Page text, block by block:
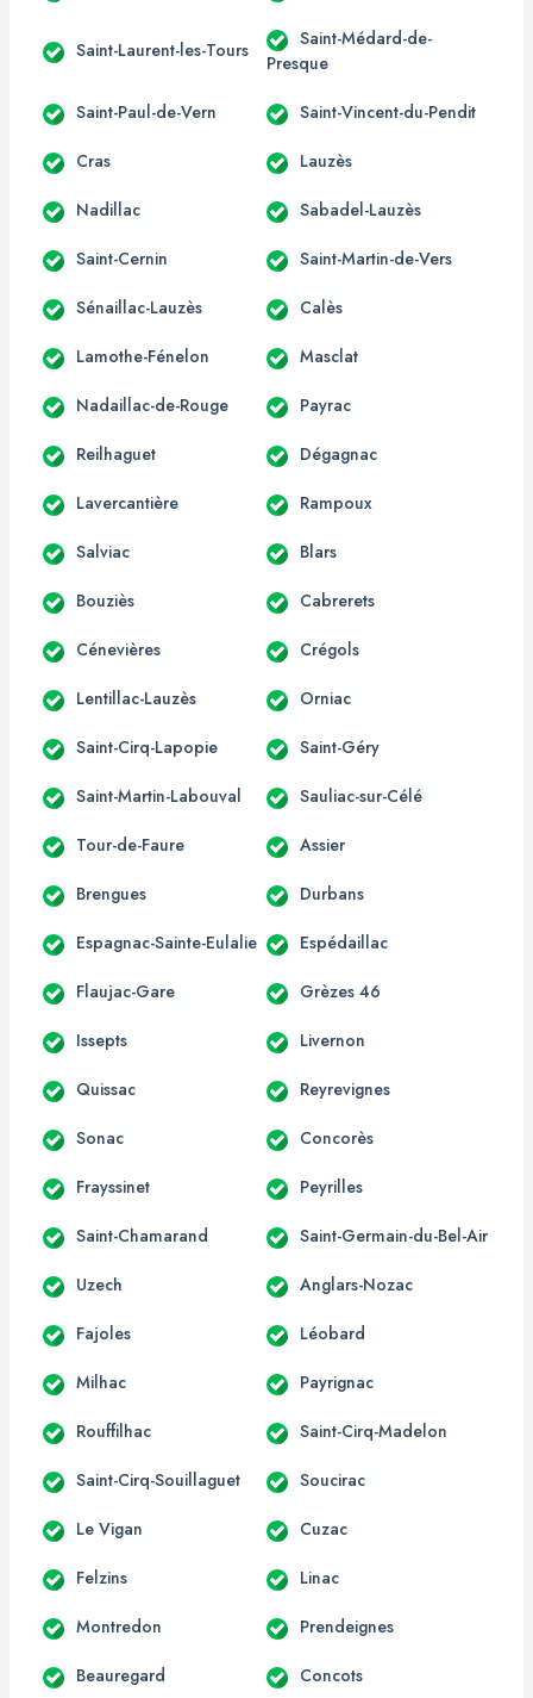
Saint-Laurent-les-Tours
Saint-Médard-de-
Presque
Saint-Paul-de-Vern Saint-Vincent-du-Pendit
Cras Lauzès
Nadillac Sabadel-Lauzès
Saint-Cernin Saint-Martin-de-Vers
Sénaillac-Lauzès Calès
Lamothe-Fénelon Masclat
Nadaillac-de-Rouge Payrac
Reilhaguet Dégagnac
Lavercantière Rampoux
Salviac Blars
Bouziès Cabrerets
Cénevières Crégols
Lentillac-Lauzès Orniac
Saint-Cirq-Lapopie Saint-Géry
Saint-Martin-Labouval Sauliac-sur-Célé
Tour-de-Faure Assier
Brengues Durbans
Espagnac-Sainte-Eulalie Espédaillac
Flaujac-Gare Grèzes 46
Issepts Livernon
Quissac Reyrevignes
Sonac Concorès
Frayssinet Peyrilles
Saint-Chamarand Saint-Germain-du-Bel-Air
Uzech Anglars-Nozac
Fajoles Léobard
Milhac Payrignac
Rouffilhac Saint-Cirq-Madelon
Saint-Cirq-Souillaguet Soucirac
Le Vigan Cuzac
Felzins Linac
Montredon Prendeignes
Beauregard Concots